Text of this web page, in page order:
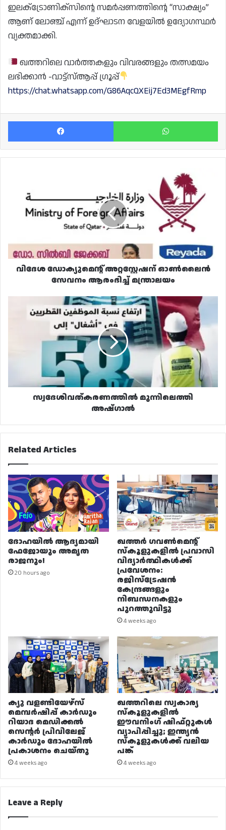
ഇലക്‌ട്രോണിക്‌സിൻ്റെ സമർപ്പണത്തിൻ്റെ “സാക്ഷ്യം”
ആണ് ലോഞ്ച് എന്ന് ഉദ്ഘാടന വേളയിൽ ഉദ്യോഗസ്ഥർ
വ്യക്തമാക്കി.
ഖത്തറിലെ വാർത്തകളും വിവരങ്ങളും തത്സമയം
ലഭിക്കാൻ -വാട്ട്സ്ആപ്പ് ഗ്രൂപ്പ്
https://chat.whatsapp.com/G86AqcQXEij7Ed3MEgfRmp
Facebook
അറ്റസ്റ്റേഷന്
ഓൺലൈൻ
സേവനം
വിദേശ ഡോക്യുമെന്റ് അറ്റസ്റ്റേഷന് ഓൺലൈൻ
സേവനം ആരംഭിച്ച് മന്ത്രാലയം
സ്വദേശിവത്കരണത്തിൽ
മുന്നിലെത്തി
സ്വദേശിവത്കരണത്തിൽ മുന്നിലെത്തി
അഷ്‌ഗാൽ
Related Articles
ദോഹയിൽ ആദ്യമായി
ഫേജോയും അമൃത
രാജനും!
20 hours ago
ഖത്തർ ഗവൺമെന്റ്
സ്കൂളുകളിൽ പ്രവാസി
വിദ്യാർത്ഥികൾക്ക്
പ്രവേശനം:
രജിസ്ട്രേഷൻ
കേന്ദ്രങ്ങളും
നിബന്ധനകളും
പുറത്തുവിട്ടു
4 weeks ago
ക്യു വളണ്ടിയേഴ്‌സ്
മെമ്പർഷിപ്പ് കാർഡും
റിയാദ മെഡിക്കൽ
സെന്റർ പ്രിവിലേജ്
കാർഡും ദോഹയിൽ
പ്രകാശനം ചെയ്തു
4 weeks ago
ഖത്തറിലെ സ്വകാര്യ
സ്കൂളുകളിൽ
ഈവനിംഗ് ഷിഫ്റ്റുകൾ
വ്യാപിപ്പിച്ചു; ഇന്ത്യൻ
സ്കൂളുകൾക്ക് വലിയ
പങ്ക്
4 weeks ago
Leave a Reply